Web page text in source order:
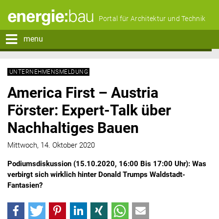
Portal für Architektur und Technik
menu
UNTERNEHMENSMELDUNG
America First – Austria
Förster: Expert-Talk über
Nachhaltiges Bauen
Mittwoch, 14. Oktober 2020
Podiumsdiskussion (15.10.2020, 16:00 Bis 17:00 Uhr): Was
verbirgt sich wirklich hinter Donald Trumps Waldstadt-
Fantasien?